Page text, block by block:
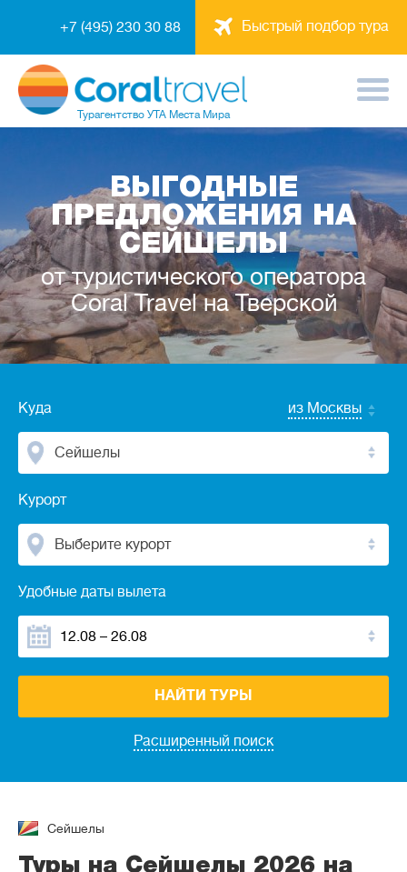
Быстрый подбор тура
+7 (495) 230 30 88
Турагентство УТА Места Мира
ВЫГОДНЫЕ
ПРЕДЛОЖЕНИЯ НА
СЕЙШЕЛЫ
от туристического оператора
Coral Travel на Тверской
Куда из Москвы
Сейшелы
Курорт
Выберите курорт
Удобные даты вылета
Расширенный поиск
НАЙТИ ТУРЫ
Сейшелы
Туры на Сейшелы 2026 на